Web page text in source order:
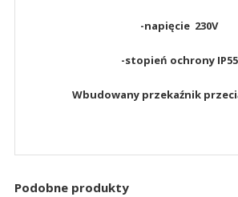
-napięcie 230V
-stopień ochrony IP55
Wbudowany przekaźnik
Podobne produkty